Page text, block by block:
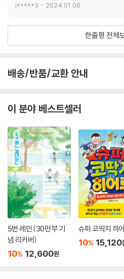
i*****3 2024.01.06.
한줄평 전체
배송/반품/교환 안내
이 분야 베스트셀러
5번 레인 (30만 부 기
념 리커버)
10% 12,600원
슈퍼 코딱지 히
10% 15,120